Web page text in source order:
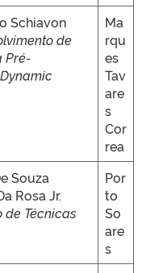
Schiavon
de
Pré-
Ma
rqu
es
Tav
are
s
Cor
rea
Souza
Rosa Jr.
Técnicas
Por
to
So
are
s